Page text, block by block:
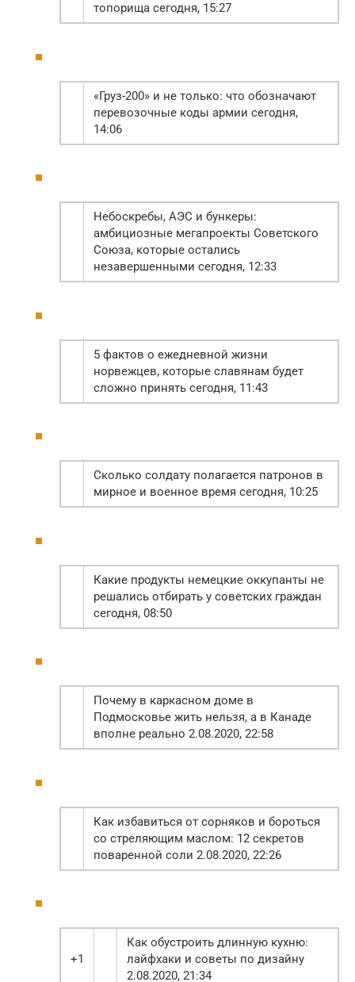
топорища сегодня, 15:27
«Груз-200» и не только: что обозначают
перевозочные коды армии сегодня,
14:06
Небоскребы, АЭС и бункеры:
амбициозные мегапроекты Советского
Союза, которые остались
незавершенными сегодня, 12:33
5 фактов о ежедневной жизни
норвежцев, которые славянам будет
сложно принять сегодня, 11:43
Сколько солдату полагается патронов в
мирное и военное время сегодня, 10:25
Какие продукты немецкие оккупанты не
решались отбирать у советских граждан
сегодня, 08:50
Почему в каркасном доме в
Подмосковье жить нельзя, а в Канаде
вполне реально 2.08.2020, 22:58
Как избавиться от сорняков и бороться
со стреляющим маслом: 12 секретов
поваренной соли 2.08.2020, 22:26
+1
Как обустроить длинную кухню:
лайфхаки и советы по дизайну
2.08.2020, 21:34